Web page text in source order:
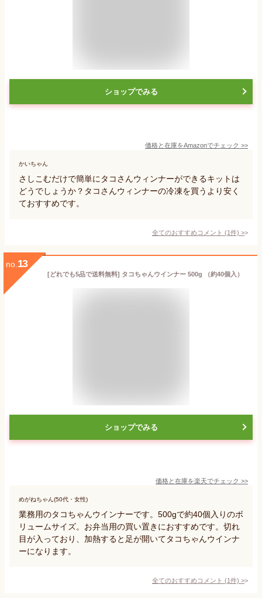
ショップでみる
価格と在庫をAmazonでチェック >>
かいちゃん
さしこむだけで簡単にタコさんウィンナーができるキットは
どうでしょうか？タコさんウィンナーの冷凍を買うより安く
ておすすめです。
全てのおすすめコメント (1件) >
no. 13
[どれでも5品で送料無料] タコちゃんウインナー 500g （約40個入）
ショップでみる
価格と在庫を楽天でチェック >>
めがねちゃん(50代・女性)
業務用のタコちゃんウインナーです。500gで約40個入りのボ
リュームサイズ。お弁当用の買い置きにおすすめです。切れ
目が入っており、加熱すると足が開いてタコちゃんウインナ
ーになります。
全てのおすすめコメント (1件) >